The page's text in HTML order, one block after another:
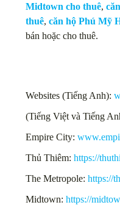
Midtown cho thuê,
thuê, căn hộ Phú Mỹ
bán hoặc cho thuê.
Websites (Tiếng Anh):
(Tiếng Việt và Tiếng
Empire City:
Thủ Thiêm: https://
The Metropole: https://
Midtown: https://